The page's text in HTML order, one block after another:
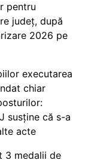
pentru
județ, după
2026 pe
executarea
chiar
susține că s-a
acte
3 medalii de